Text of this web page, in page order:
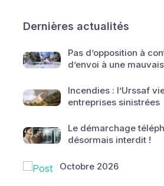
Dernières actualités
Pas d’opposition à
d’envoi à une
Incendies : l’Urssaf
entreprises sinistrées
Le démarchage
désormais interdit !
Octobre 2026